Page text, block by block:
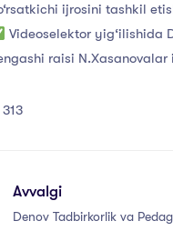
ijrosini tashkil
Videoselektor yig‘ilishida
raisi
313
Avvalgi
Denov Tadbirkorlik va